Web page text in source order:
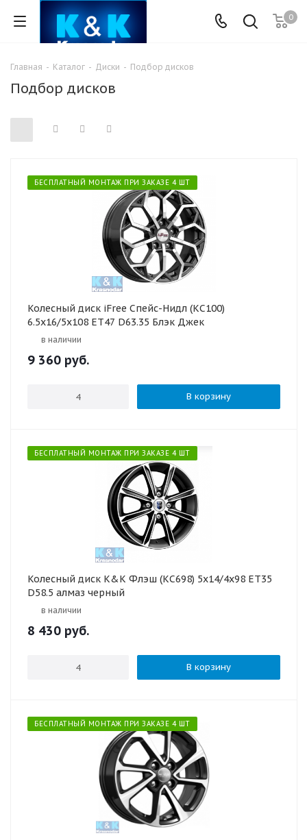
0
Главная - Каталог - Диски - Подбор дисков
Подбор дисков
БЕСПЛАТНЫЙ МОНТАЖ ПРИ ЗАКАЗЕ 4 ШТ
Колесный диск iFree Спейс-Нидл (КС100)
6.5x16/5x108 ET47 D63.35 Блэк Джек
в наличии
9 360 руб.
В корзину
БЕСПЛАТНЫЙ МОНТАЖ ПРИ ЗАКАЗЕ 4 ШТ
Колесный диск K&K Флэш (КС698) 5x14/4x98 ET35
D58.5 алмаз черный
в наличии
8 430 руб.
В корзину
БЕСПЛАТНЫЙ МОНТАЖ ПРИ ЗАКАЗЕ 4 ШТ